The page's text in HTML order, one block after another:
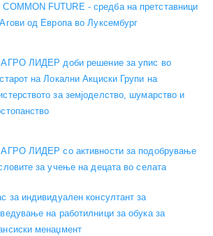
COMMON FUTURE - средба на претставници
од Европа во Луксембург
ЛИДЕР доби решение за упис во
на Локални Акциски Групи на
за земјоделство, шумарство и
ЛИДЕР со активности за подобрување
за учење на децата во селата
за индивидуален консултант за
на работилници за обука за
менаџмент